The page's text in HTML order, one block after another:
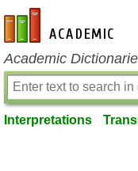
en-academic.com
Academic
Interpretations